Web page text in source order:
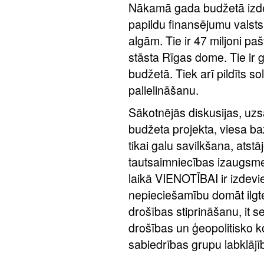
Nākamā gada budžetā
papildu finansējumu
algām. Tie ir 47 miljoni
stāsta Rīgas dome. Tie ir
budžetā. Tiek arī pildīts
palielināšanu.
Sākotnējās diskusijas,
budžeta projekta, viesa
tikai galu savilkšana,
tautsaimniecības
laikā VIENOTĪBAI ir
nepieciešamību domāt
drošības stiprināšanu, it
drošības un ģeopolitisko
sabiedrības grupu